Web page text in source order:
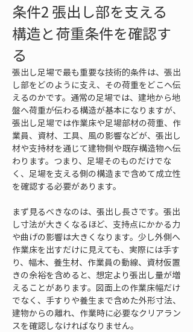
条件2 張出し部を支える
構造と荷重条件を確認す
る
張出し足場で最も重要な技術的条件は、張出
し部をどのように支え、その荷重をどこへ伝
えるのかです。通常の足場では、建地から地
盤へ荷重が伝わる構造が基本になりますが、
張出し足場では作業床や足場部材の荷重、作
業員、資材、工具、風の影響などが、張出し
材や支持材を通じて建物側や既存構造物へ伝
わります。つまり、足場そのものだけでな
く、足場を支える側の構造まで含めて成立性
を確認する必要があります。
まず見るべきなのは、張出し長さです。張出
し寸法が大きくなるほど、支持点にかかる力
や曲げの影響は大きくなります。少し外側へ
作業床を出すだけに見えても、実際には手す
り、幅木、養生材、作業員の動線、資材仮置
きの余裕を含めると、想定より張出し量が増
えることがあります。図面上の作業床幅だけ
でなく、手すりや養生まで含めた外形寸法、
建物からの離れ、作業時に必要なクリアラン
スを確認しなければなりません。